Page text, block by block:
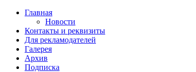
Главная
Новости
Контакты и реквизиты
Для рекламодателей
Галерея
Архив
Подписка